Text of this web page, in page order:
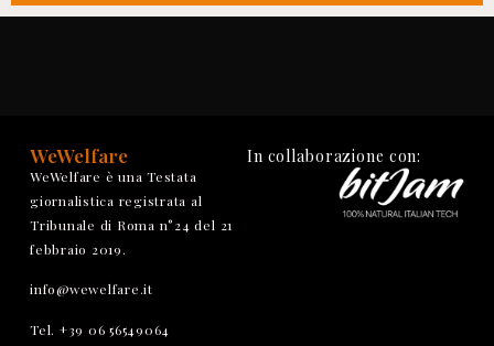
WeWelfare
WeWelfare è una Testata
giornalistica registrata al
Tribunale di Roma n°24 del 21
febbraio 2019.
info@wewelfare.it
Tel. +39 06 56549064
In collaborazione con: